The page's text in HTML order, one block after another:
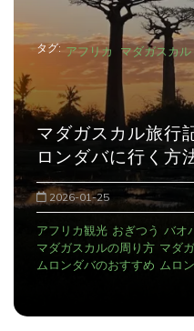
バブ街道のム
行く方法
世界一周
タグ:
ア
マ